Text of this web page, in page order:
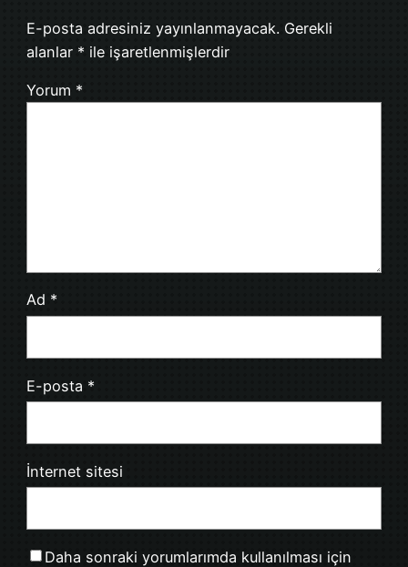
E-posta adresiniz yayınlanmayacak. Gerekli
alanlar * ile işaretlenmişlerdir
Yorum *
Ad *
E-posta *
İnternet sitesi
Daha sonraki yorumlarımda kullanılması için